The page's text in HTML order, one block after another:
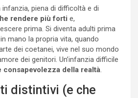
infanzia, piena di difficoltà e di
rendere più forti e,
prima. Si diventa adulti prima
mano la propria vita, quando
dei coetanei, vive nel suo mondo
dei genitori. Un’infanzia difficile
consapevolezza della realtà.
distintivi (e che